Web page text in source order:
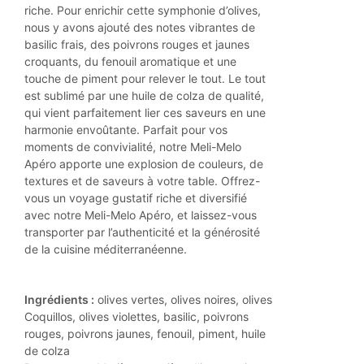
riche. Pour enrichir cette symphonie d’olives,
nous y avons ajouté des notes vibrantes de
basilic frais, des poivrons rouges et jaunes
croquants, du fenouil aromatique et une
touche de piment pour relever le tout. Le tout
est sublimé par une huile de colza de qualité,
qui vient parfaitement lier ces saveurs en une
harmonie envoûtante. Parfait pour vos
moments de convivialité, notre Meli-Melo
Apéro apporte une explosion de couleurs, de
textures et de saveurs à votre table. Offrez-
vous un voyage gustatif riche et diversifié
avec notre Meli-Melo Apéro, et laissez-vous
transporter par l’authenticité et la générosité
de la cuisine méditerranéenne.
Ingrédients : olives vertes, olives noires, olives
Coquillos, olives violettes, basilic, poivrons
rouges, poivrons jaunes, fenouil, piment, huile
de colza